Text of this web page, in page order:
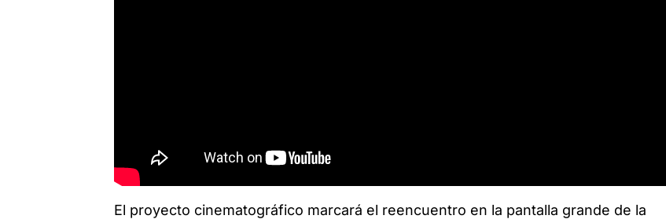
El proyecto cinematográfico marcará el reencuentro en la pantalla grande de la